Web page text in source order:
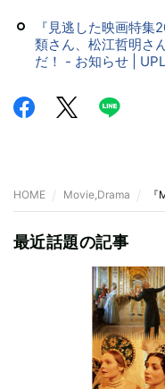
『見逃した映画特
類さん、松江哲明さ
だ！ - お知らせ |
HOME Movie,Drama
最近話題の記事